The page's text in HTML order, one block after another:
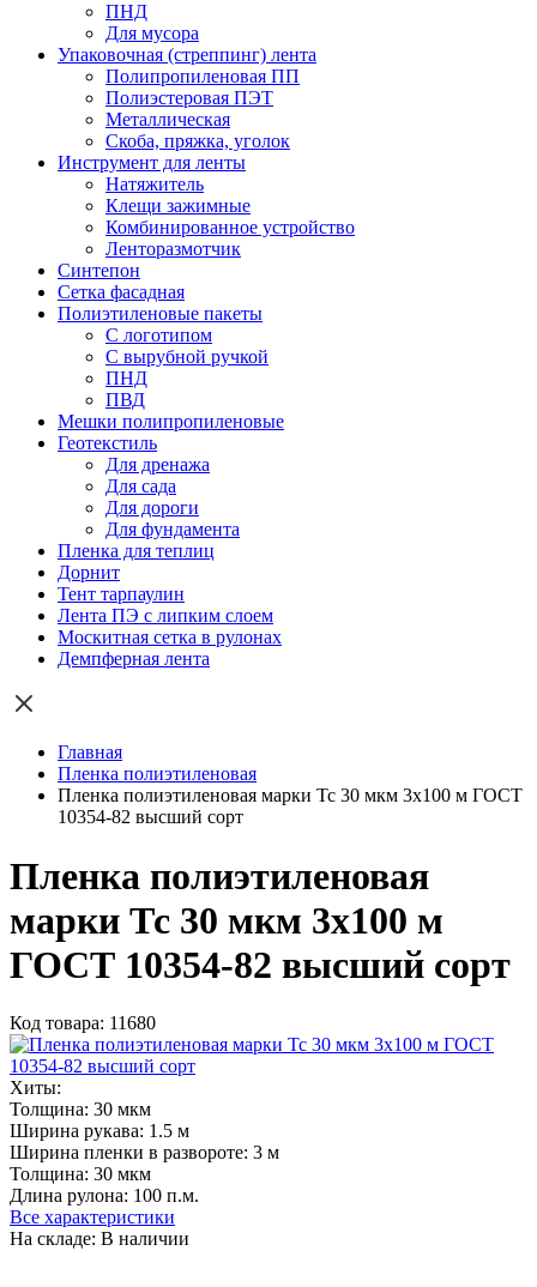
ПНД
Для мусора
Упаковочная (стреппинг) лента
Полипропиленовая ПП
Полиэстеровая ПЭТ
Металлическая
Скоба, пряжка, уголок
Инструмент для ленты
Натяжитель
Клещи зажимные
Комбинированное устройство
Ленторазмотчик
Синтепон
Сетка фасадная
Полиэтиленовые пакеты
С логотипом
С вырубной ручкой
ПНД
ПВД
Мешки полипропиленовые
Геотекстиль
Для дренажа
Для сада
Для дороги
Для фундамента
Пленка для теплиц
Дорнит
Тент тарпаулин
Лента ПЭ с липким слоем
Москитная сетка в рулонах
Демпферная лента
Главная
Пленка полиэтиленовая
Пленка полиэтиленовая марки Тс 30 мкм 3х100 м ГОСТ
10354-82 высший сорт
Пленка полиэтиленовая
марки Тс 30 мкм 3х100 м
ГОСТ 10354-82 высший сорт
Код товара: 11680
Хиты:
Толщина: 30 мкм
Ширина рукава: 1.5 м
Ширина пленки в развороте: 3 м
Толщина: 30 мкм
Длина рулона: 100 п.м.
Все характеристики
На складе: В наличии